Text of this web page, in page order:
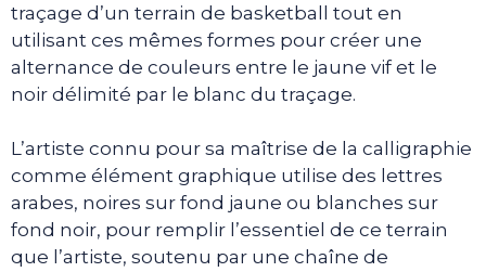
traçage d’un terrain de basketball tout en
utilisant ces mêmes formes pour créer une
alternance de couleurs entre le jaune vif et le
noir délimité par le blanc du traçage.
L’artiste connu pour sa maîtrise de la calligraphie
comme élément graphique utilise des lettres
arabes, noires sur fond jaune ou blanches sur
fond noir, pour remplir l’essentiel de ce terrain
que l’artiste, soutenu par une chaîne de